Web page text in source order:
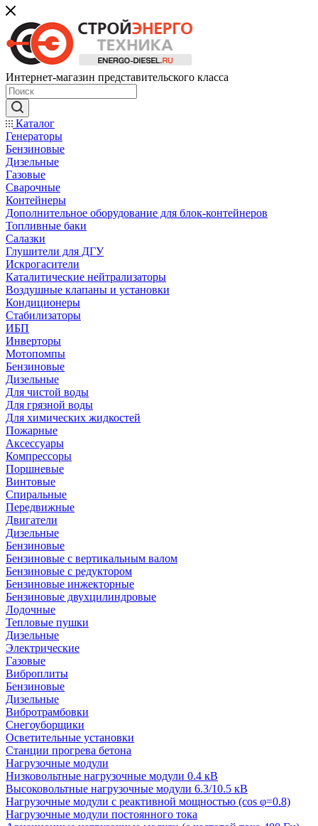
Интернет-магазин представительского класса
Каталог
Генераторы
Бензиновые
Дизельные
Газовые
Сварочные
Контейнеры
Дополнительное оборудование для блок-контейнеров
Топливные баки
Салазки
Глушители для ДГУ
Искрогасители
Каталитические нейтрализаторы
Воздушные клапаны и установки
Кондиционеры
Стабилизаторы
ИБП
Инверторы
Мотопомпы
Бензиновые
Дизельные
Для чистой воды
Для грязной воды
Для химических жидкостей
Пожарные
Аксессуары
Компрессоры
Поршневые
Винтовые
Спиральные
Передвижные
Двигатели
Дизельные
Бензиновые
Бензиновые с вертикальным валом
Бензиновые с редуктором
Бензиновые инжекторные
Бензиновые двухцилиндровые
Лодочные
Тепловые пушки
Дизельные
Электрические
Газовые
Виброплиты
Бензиновые
Дизельные
Вибротрамбовки
Снегоуборщики
Осветительные установки
Станции прогрева бетона
Нагрузочные модули
Низковольтные нагрузочные модули 0.4 кВ
Высоковольтные нагрузочные модули 6.3/10.5 кВ
Нагрузочные модули с реактивной мощностью (cos φ=0.8)
Нагрузочные модули постоянного тока